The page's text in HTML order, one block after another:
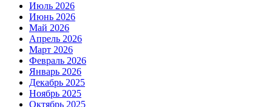
Июль 2026
Июнь 2026
Май 2026
Апрель 2026
Март 2026
Февраль 2026
Январь 2026
Декабрь 2025
Ноябрь 2025
Октябрь 2025